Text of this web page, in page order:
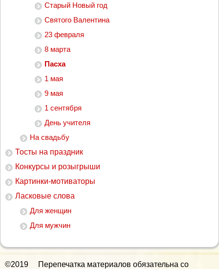
Старый Новый год
Святого Валентина
23 февраля
8 марта
Пасха
1 мая
9 мая
1 сентября
День учителя
На свадьбу
Тосты на праздник
Конкурсы и розыгрыши
Картинки-мотиваторы
Ласковые слова
Для женщин
Для мужчин
©2019 Перепечатка материалов обязательна со